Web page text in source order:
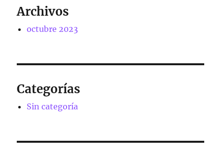
Archivos
octubre 2023
Categorías
Sin categoría